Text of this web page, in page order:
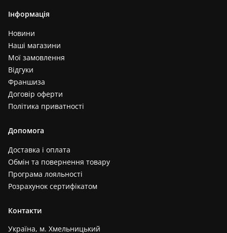
Інформація
Новини
Наші магазини
Мої замовлення
Відгуки
Франшиза
Договір оферти
Політика приватності
Допомога
Доставка і оплата
Обмін та повернення товару
Програма лояльності
Розрахунок сертифікатом
Контакти
Україна, м. Хмельницький